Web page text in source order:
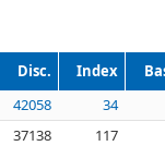
Disc. Index
42058 34
37138 117